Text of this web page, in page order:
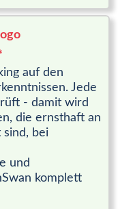
auf den
Jede
- damit wird
die ernsthaft an
bei
und
komplett